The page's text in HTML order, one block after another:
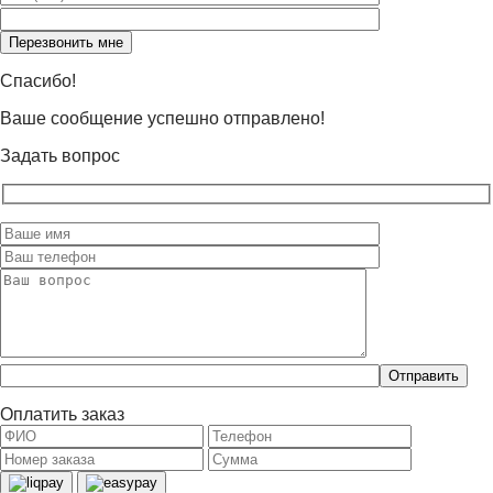
это
поле
пустым.
Спасибо!
Ваше сообщение успешно отправлено!
Задать вопрос
это
поле
пустым.
Оплатить заказ